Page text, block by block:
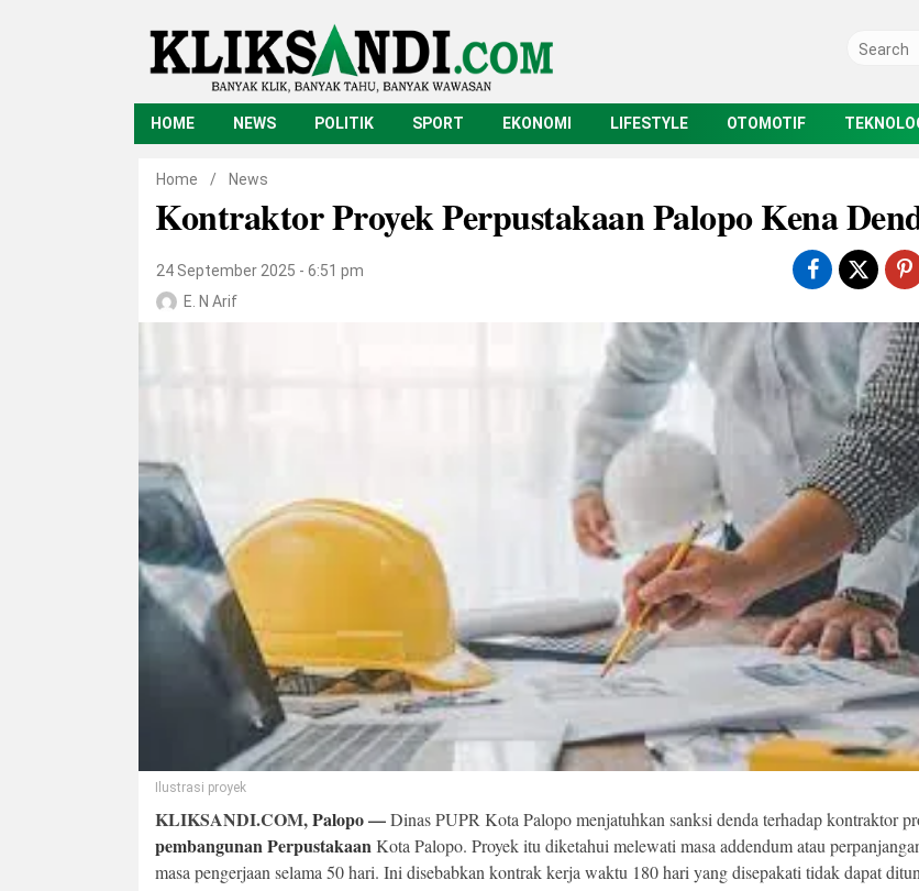
HOME NEWS POLITIK SPORT EKONOMI LIFESTYLE OTOMOTIF
Home / News
Kontraktor Proyek Perpustakaan Palopo Kena
24 September 2025 - 6:51 pm
E. N Arif
Ilustrasi proyek
KLIKSANDI.COM,Palopo—Dinas PUPR Kota Palopo menjatuhkan sanksi denda terhadap kontraktor
pembangunan PerpustakaanKota Palopo. Proyek itu diketahui melewati masa addendum atau
masa pengerjaan selama 50 hari. Ini disebabkan kontrak kerja waktu 180 hari yang disepakati tidak dapat